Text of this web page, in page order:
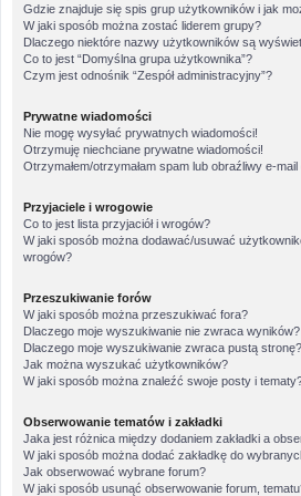
Gdzie znajduje się spis grup użytkowników i jak
W jaki sposób można zostać liderem grupy?
Dlaczego niektóre nazwy użytkowników są
Co to jest “Domyślna grupa użytkownika”?
Czym jest odnośnik “Zespół administracyjny”?
Prywatne wiadomości
Nie mogę wysyłać prywatnych wiadomości!
Otrzymuję niechciane prywatne wiadomości!
Otrzymałem/otrzymałam spam lub obraźliwy e-
Przyjaciele i wrogowie
Co to jest lista przyjaciół i wrogów?
W jaki sposób można dodawać/usuwać
wrogów?
Przeszukiwanie forów
W jaki sposób można przeszukiwać fora?
Dlaczego moje wyszukiwanie nie zwraca wyników?
Dlaczego moje wyszukiwanie zwraca pustą
Jak można wyszukać użytkowników?
W jaki sposób można znaleźć swoje posty i
Obserwowanie tematów i zakładki
Jaka jest różnica między dodaniem zakładki a
W jaki sposób można dodać zakładkę do
Jak obserwować wybrane forum?
W jaki sposób usunąć obserwowanie forum,